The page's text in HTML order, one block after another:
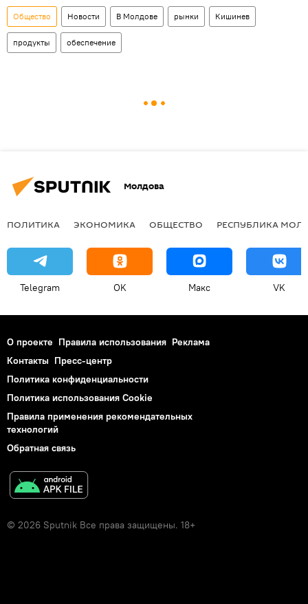
Общество Новости В Молдове рынки Кишинев
продукты обеспечение
Молдова
ПОЛИТИКА ЭКОНОМИКА ОБЩЕСТВО РЕСПУБЛИКА
Telegram OK Макс VK
О проекте Правила использования Реклама
Контакты Пресс-центр
Политика конфиденциальности
Политика использования Cookie
Правила применения рекомендательных
технологий
Обратная связь
© 2026 Sputnik Все права защищены. 18+